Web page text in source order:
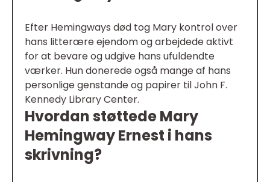
Efter Hemingways død tog Mary kontrol over
hans litterære ejendom og arbejdede aktivt
for at bevare og udgive hans ufuldendte
værker. Hun donerede også mange af hans
personlige genstande og papirer til John F.
Kennedy Library Center.
Hvordan støttede Mary
Hemingway Ernest i hans
skrivning?